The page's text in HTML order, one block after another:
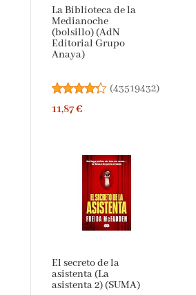
La Biblioteca de la
Medianoche
(bolsillo) (AdN
Editorial Grupo
Anaya)
El secreto de la
asistenta (La
asistenta 2) (SUMA)